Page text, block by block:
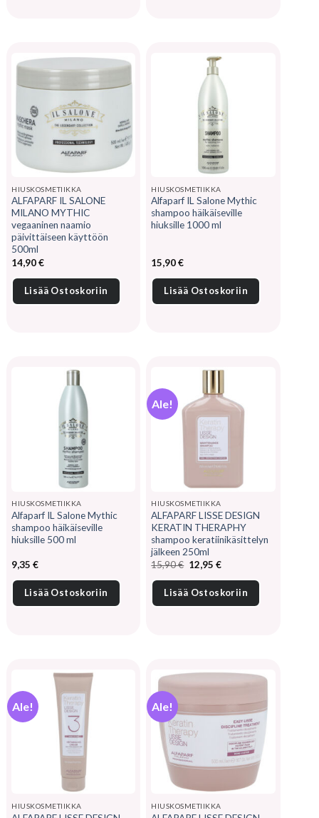
HIUSKOSMETIIKKA
ALFAPARF IL SALONE
MILANO MYTHIC
vegaaninen naamio
päivittäiseen käyttöön
500ml
14,90€
Lisää Ostoskoriin
HIUSKOSMETIIKKA
Alfaparf IL Salone Mythic
shampoo häikäiseville
hiuksille 1000 ml
15,90€
Lisää Ostoskoriin
HIUSKOSMETIIKKA
Alfaparf IL Salone Mythic
shampoo häikäiseville
hiuksille 500 ml
9,35 €
Lisää Ostoskoriin
Ale!
HIUSKOSMETIIKKA
ALFAPARF LISSE DESIGN
KERATIN THERAPHY
shampoo keratiinikäsittelyn
jälkeen 250ml
15,90€ Alkuperäinen
hinta
oli:
15,90 €.
12,95€Nykyinen
on:
12,95 €.
Lisää Ostoskoriin
Ale!
HIUSKOSMETIIKKA
Ale!
HIUSKOSMETIIKKA